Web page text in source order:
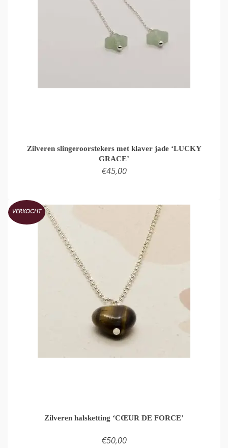
Zilveren slingeroorstekers met klaver jade ‘LUCKY
GRACE’
€45,00
VERKOCHT
Zilveren halsketting ‘CŒUR DE FORCE’
€50,00